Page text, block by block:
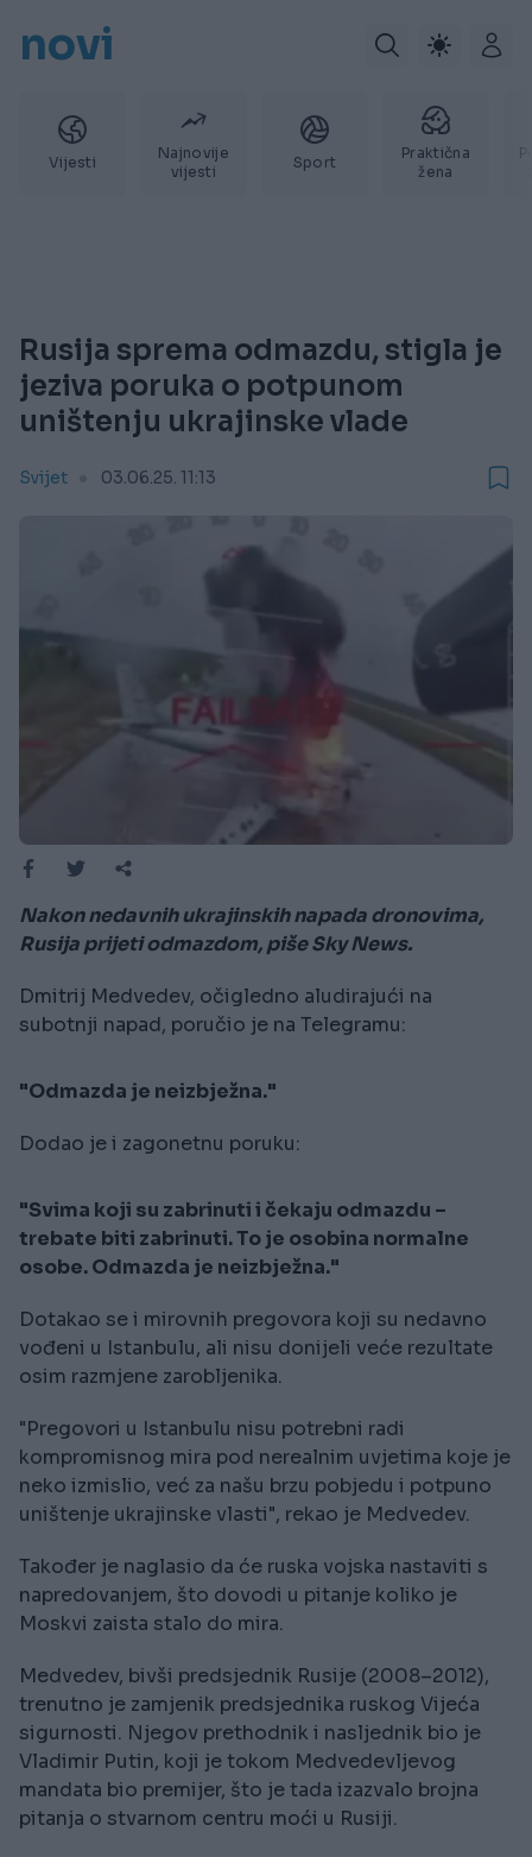
novi
Vijesti
Najnovije
vijesti
Sport
Praktična
žena
Rusija sprema odmazdu, stigla je
jeziva poruka o potpunom
uništenju ukrajinske vlade
Svijet 03.06.25. 11:13
Nakon nedavnih ukrajinskih napada dronovima,
Rusija prijeti odmazdom, piše Sky News.
Dmitrij Medvedev, očigledno aludirajući na
subotnji napad, poručio je na Telegramu:
"Odmazda je neizbježna."
Dodao je i zagonetnu poruku:
"Svima koji su zabrinuti i čekaju odmazdu –
trebate biti zabrinuti. To je osobina normalne
osobe. Odmazda je neizbježna."
Dotakao se i mirovnih pregovora koji su nedavno
vođeni u Istanbulu, ali nisu donijeli veće rezultate
osim razmjene zarobljenika.
"Pregovori u Istanbulu nisu potrebni radi
kompromisnog mira pod nerealnim uvjetima koje je
neko izmislio, već za našu brzu pobjedu i potpuno
uništenje ukrajinske vlasti", rekao je Medvedev.
Također je naglasio da će ruska vojska nastaviti s
napredovanjem, što dovodi u pitanje koliko je
Moskvi zaista stalo do mira.
Medvedev, bivši predsjednik Rusije (2008–2012),
trenutno je zamjenik predsjednika ruskog Vijeća
sigurnosti. Njegov prethodnik i nasljednik bio je
Vladimir Putin, koji je tokom Medvedevljevog
mandata bio premijer, što je tada izazvalo brojna
pitanja o stvarnom centru moći u Rusiji.